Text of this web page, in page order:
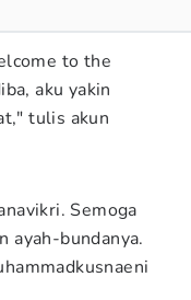
to the
aku yakin
tulis akun
Semoga
ayah-bundanya.